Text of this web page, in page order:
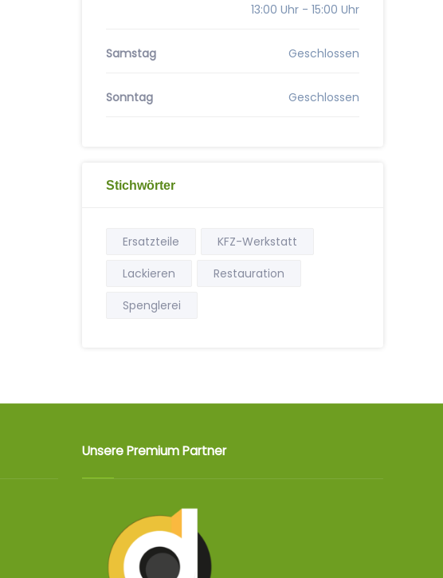
13:00 Uhr - 15:00 Uhr
Samstag Geschlossen
Sonntag Geschlossen
Stichwörter
Ersatzteile
KFZ-Werkstatt
Lackieren
Restauration
Spenglerei
Unsere Premium Partner